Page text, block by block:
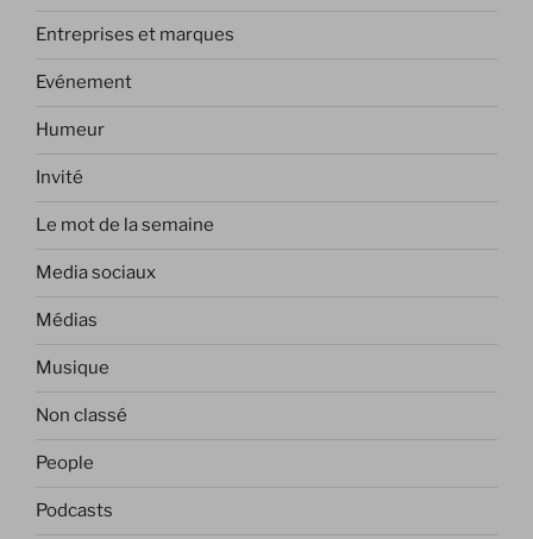
Entreprises et marques
Evénement
Humeur
Invité
Le mot de la semaine
Media sociaux
Médias
Musique
Non classé
People
Podcasts